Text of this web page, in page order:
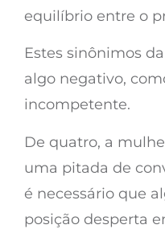
equilíbrio entre o
Estes sinônimos
algo negativo,
incompetente.
De quatro, a
uma pitada de
é necessário que
posição desperta